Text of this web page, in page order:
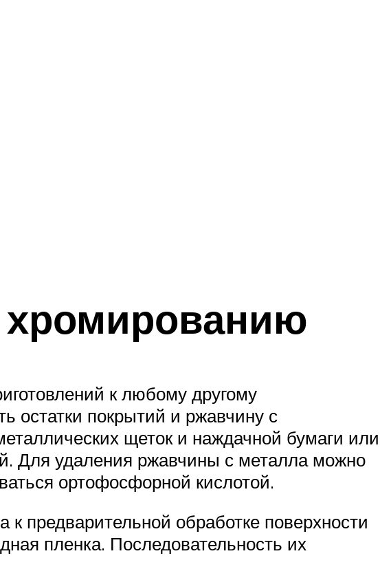
хромированию
к любому другому
остатки покрытий и ржавчину с
щеток и наждачной бумаги или
Для удаления ржавчины с металла можно
ортофосфорной кислотой.
предварительной обработке поверхности
пленка. Последовательность их